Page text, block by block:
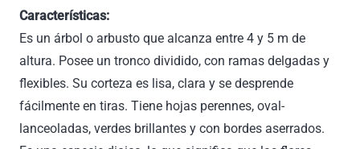
Características:
Es un árbol o arbusto que alcanza entre 4 y 5 m de
altura. Posee un tronco dividido, con ramas delgadas y
flexibles. Su corteza es lisa, clara y se desprende
fácilmente en tiras. Tiene hojas perennes, oval-
lanceoladas, verdes brillantes y con bordes aserrados.